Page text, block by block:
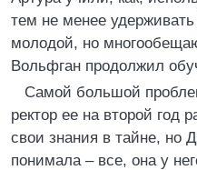
тем не менее
молодой, но
Вольфган продолжил
Самой большой
ректор ее на второй год
свои знания в тайне, но
понимала – все, она у